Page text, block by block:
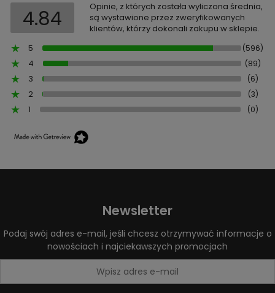
4.84
Opinie, z których została wyliczona średnia,
są wystawione przez zweryfikowanych
klientów, którzy dokonali zakupu w sklepie.
5
(596)
4 (89)
3 (6)
2 (3)
1 (0)
Newsletter
Podaj swój adres e-mail, jeśli chcesz otrzymywać informacje o
nowościach i najciekawszych promocjach